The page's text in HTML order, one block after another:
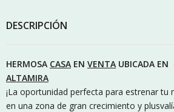
DESCRIPCIÓN
HERMOSA CASA EN VENTA UBICADA EN
ALTAMIRA
¡La oportunidad perfecta para estrenar tu
en una zona de gran crecimiento y